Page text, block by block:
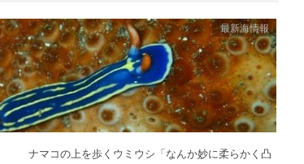
最新海情報
ナマコの上を歩くウミウシ「なんか妙に柔らかく凸